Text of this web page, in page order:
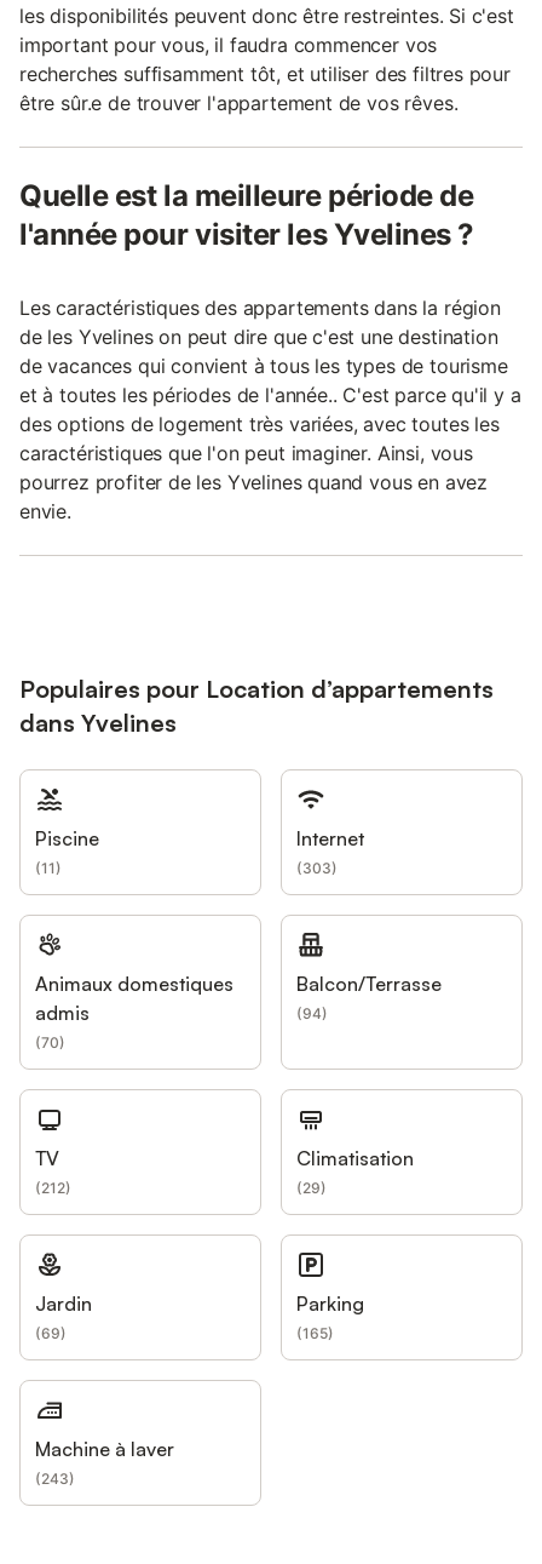
les disponibilités peuvent donc être restreintes. Si c'est
important pour vous, il faudra commencer vos
recherches suffisamment tôt, et utiliser des filtres pour
être sûr.e de trouver l'appartement de vos rêves.
Quelle est la meilleure période de
l'année pour visiter les Yvelines ?
Les caractéristiques des appartements dans la région
de les Yvelines on peut dire que c'est une destination
de vacances qui convient à tous les types de tourisme
et à toutes les périodes de l'année.. C'est parce qu'il y a
des options de logement très variées, avec toutes les
caractéristiques que l'on peut imaginer. Ainsi, vous
pourrez profiter de les Yvelines quand vous en avez
envie.
Populaires pour Location d’appartements
dans Yvelines
Piscine
(11)
Internet
(303)
Animaux domestiques
admis
(70)
Balcon/Terrasse
(94)
TV
(212)
Climatisation
(29)
Jardin
(69)
Parking
(165)
Machine à laver
(243)